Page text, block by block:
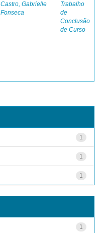
Castro, Gabrielle
Fonseca
Trabalho
de
Conclusão
de Curso
1
1
1
1